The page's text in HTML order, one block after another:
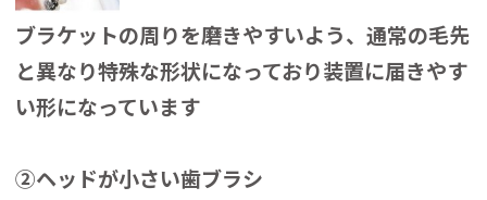
ブラケットの周りを磨きやすいよう、通常の毛先
と異なり特殊な形状になっており装置に届きやす
い形になっています
②ヘッドが小さい歯ブラシ